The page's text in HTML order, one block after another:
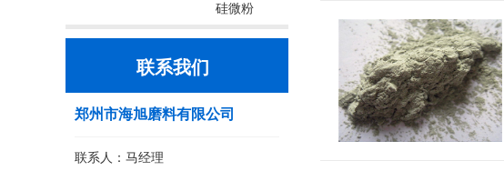
硅微粉
联系我们
郑州市海旭磨料有限公司
联系人：马经理